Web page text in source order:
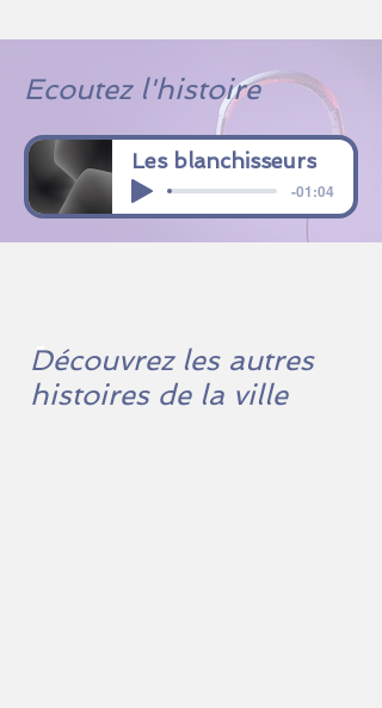
Ecoutez l'histoire
Les blanchisseurs
-01:04
Découvrez les autres
histoires de la ville